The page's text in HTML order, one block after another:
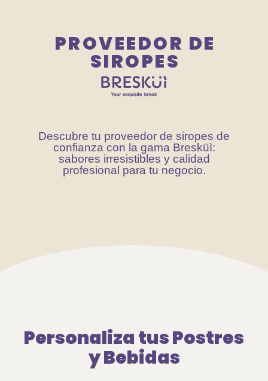
PROVEEDOR DE
SIROPES
Descubre tu proveedor de siropes de
confianza con la gama Bresküì:
sabores irresistibles y calidad
profesional para tu negocio.
Personaliza tus Postres
y Bebidas